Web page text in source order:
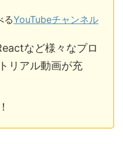
るYouTubeチャンネル
など様々なプロ
リアル動画が充
！